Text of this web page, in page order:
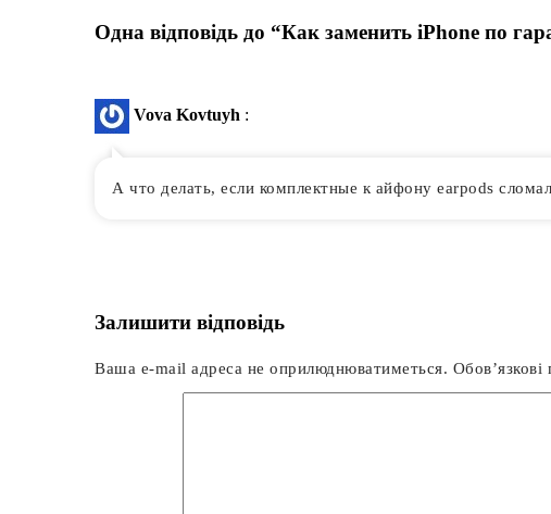
Одна відповідь до “Как заменить iPhone по
Vova Kovtuyh :
А что делать, если комплектные к айфону earpods
Залишити відповідь
Ваша e-mail адреса не оприлюднюватиметься. Обов’язкові